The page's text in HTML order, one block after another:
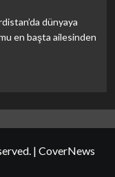
dünyaya
en başta ailesinden
| CoverNews